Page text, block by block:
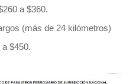
a $360.
(más de 24 kilómetros)
$450.